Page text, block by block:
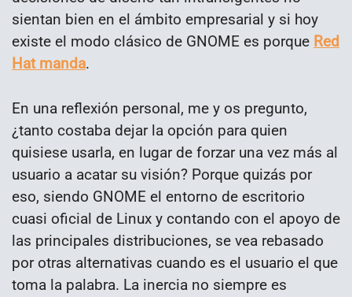
sientan bien en el ámbito empresarial y si hoy
existe el modo clásico de GNOME es porque Red
Hat manda.
En una reflexión personal, me y os pregunto,
¿tanto costaba dejar la opción para quien
quisiese usarla, en lugar de forzar una vez más al
usuario a acatar su visión? Porque quizás por
eso, siendo GNOME el entorno de escritorio
cuasi oficial de Linux y contando con el apoyo de
las principales distribuciones, se vea rebasado
por otras alternativas cuando es el usuario el que
toma la palabra. La inercia no siempre es